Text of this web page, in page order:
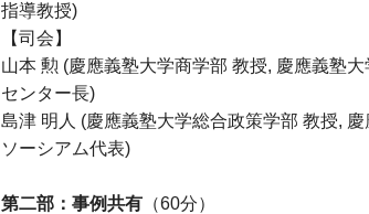
指導教授)
【司会】
山本 勲 (慶應義塾大学商学部 教授, 慶應義塾
センター長)
島津 明人 (慶應義塾大学総合政策学部 教授,
ソーシアム代表)
第二部：事例共有 （60分）